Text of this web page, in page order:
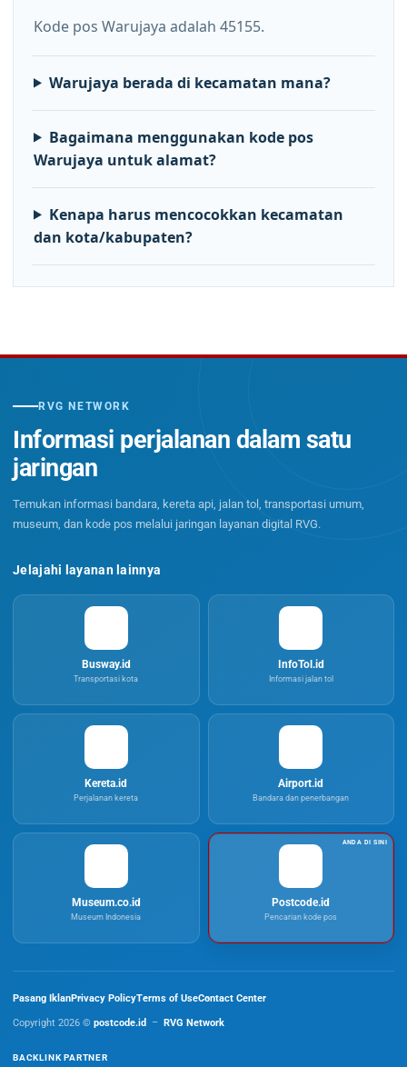
Kode pos Warujaya adalah 45155.
Warujaya berada di kecamatan mana?
Bagaimana menggunakan kode pos
Warujaya untuk alamat?
Kenapa harus mencocokkan kecamatan
dan kota/kabupaten?
RVG NETWORK
Informasi perjalanan dalam satu
jaringan
Temukan informasi bandara, kereta api, jalan tol, transportasi umum,
museum, dan kode pos melalui jaringan layanan digital RVG.
Jelajahi layanan lainnya
Busway.id
Transportasi kota
InfoTol.id
Informasi jalan tol
Kereta.id
Perjalanan kereta
Airport.id
Bandara dan penerbangan
Museum.co.id
Museum Indonesia
Postcode.id
Pencarian kode pos
Pasang IklanPrivacy PolicyTerms of UseContact Center
Copyright 2026 © postcode.id – RVG Network
BACKLINK PARTNER